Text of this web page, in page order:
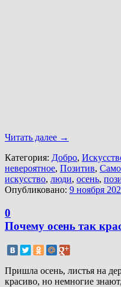
Читать далее →
Категория: Добро,
невероятное, Позитив,
искусство, люди, осень,
Опубликовано: 9 ноября
0
Почему осень так
Пришла осень, листья на
красиво, но немногие